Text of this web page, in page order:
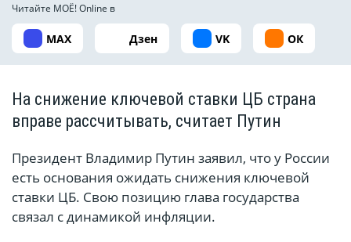
Читайте МОЁ! Online в
MAX Дзен VK ОК
На снижение ключевой ставки ЦБ страна
вправе рассчитывать, считает Путин
Президент Владимир Путин заявил, что у России
есть основания ожидать снижения ключевой
ставки ЦБ. Свою позицию глава государства
связал с динамикой инфляции.